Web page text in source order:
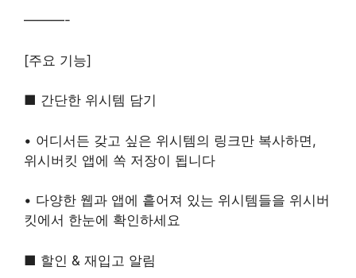
———-
[주요 기능]
■ 간단한 위시템 담기
• 어디서든 갖고 싶은 위시템의 링크만 복사하면,
위시버킷 앱에 쏙 저장이 됩니다
• 다양한 웹과 앱에 흩어져 있는 위시템들을 위시버
킷에서 한눈에 확인하세요
■ 할인 & 재입고 알림